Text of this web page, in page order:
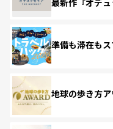
準備も滞在も
地球の歩き方